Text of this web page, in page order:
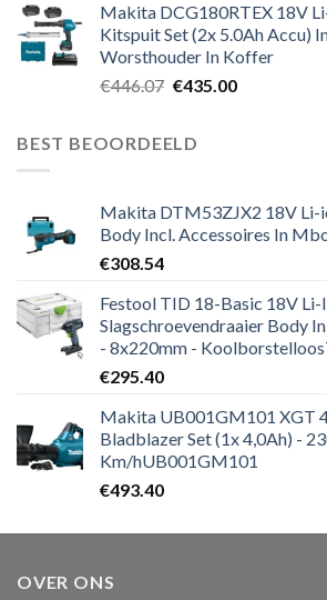
was:
€341.99.
is:
€340.94.
Makita DCG180RTEX 18V
Kitspuit Set (2x 5.0Ah Accu)
Worsthouder In Koffer
€446.07 Oorspronkelijke
€446.07.
€435.00Huidige
BEST BEOORDEELD
Makita DTM53ZJX2 18V
Body Incl. Accessoires In
€308.54
Festool TID 18-Basic 18V Li-
Slagschroevendraaier Body
- 8x220mm -
€295.40
Makita UB001GM101 XGT
Bladblazer Set (1x 4,0Ah) -
Km/hUB001GM101
€493.40
OVER ONS